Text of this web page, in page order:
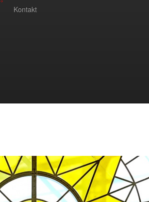
Kontakt